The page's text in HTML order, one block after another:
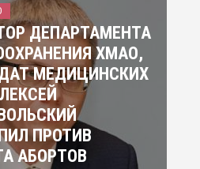
ДЕПАРТАМЕНТА
ХМАО,
МЕДИЦИНСКИХ
ПРОТИВ
АБОРТОВ